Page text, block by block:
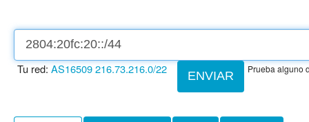
ENVIAR
Tu red: AS16509216.73.216.0/22 Prueba alguno